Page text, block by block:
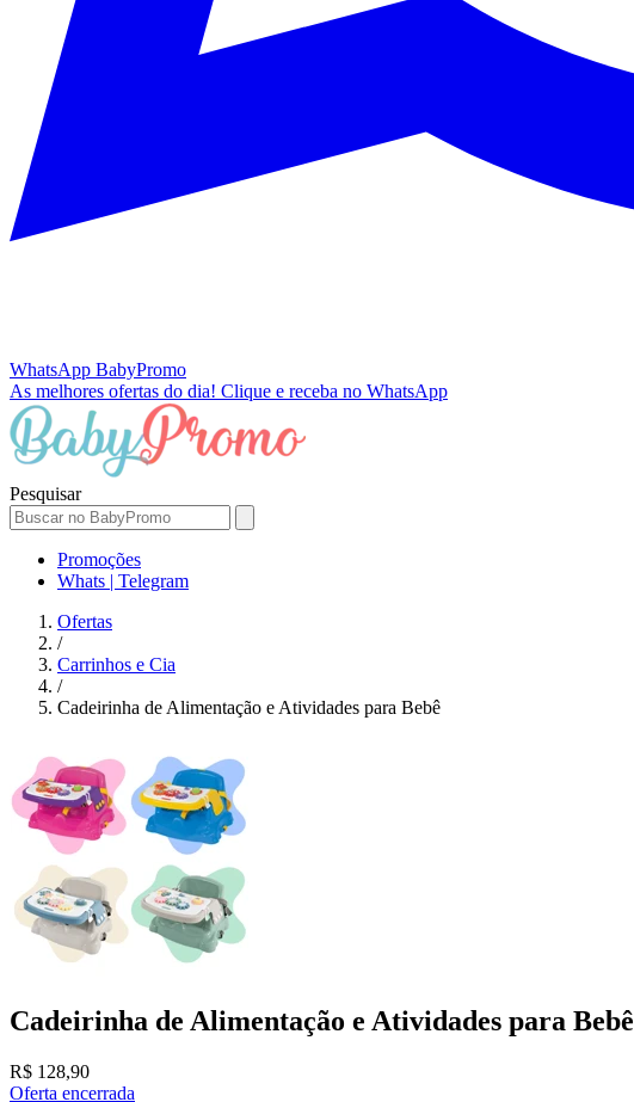
WhatsApp BabyPromo
As melhores ofertas do dia! Clique e receba no WhatsApp
Pesquisar
Promoções
Whats | Telegram
Ofertas
/
Carrinhos e Cia
/
Cadeirinha de Alimentação e Atividades para Bebê
Cadeirinha de Alimentação e Atividades para Bebê
R$ 128,90
Oferta encerrada